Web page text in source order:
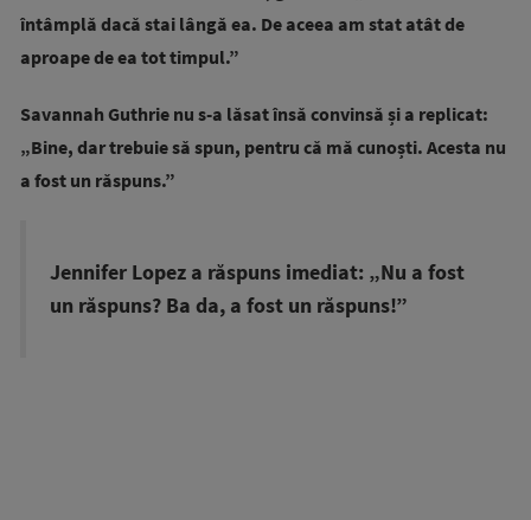
întâmplă dacă stai lângă ea. De aceea am stat atât de
aproape de ea tot timpul.”
Savannah Guthrie nu s-a lăsat însă convinsă și a replicat:
„Bine, dar trebuie să spun, pentru că mă cunoști. Acesta nu
a fost un răspuns.”
Jennifer Lopez a răspuns imediat: „Nu a fost
un răspuns? Ba da, a fost un răspuns!”